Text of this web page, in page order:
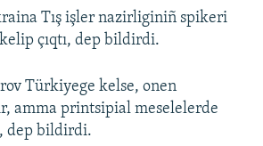
Tış işler nazirliginiñ spikeri
çıqtı, dep bildirdi.
Türkiyege kelse, onen
amma printsipial meselelerde
dep bildirdi.